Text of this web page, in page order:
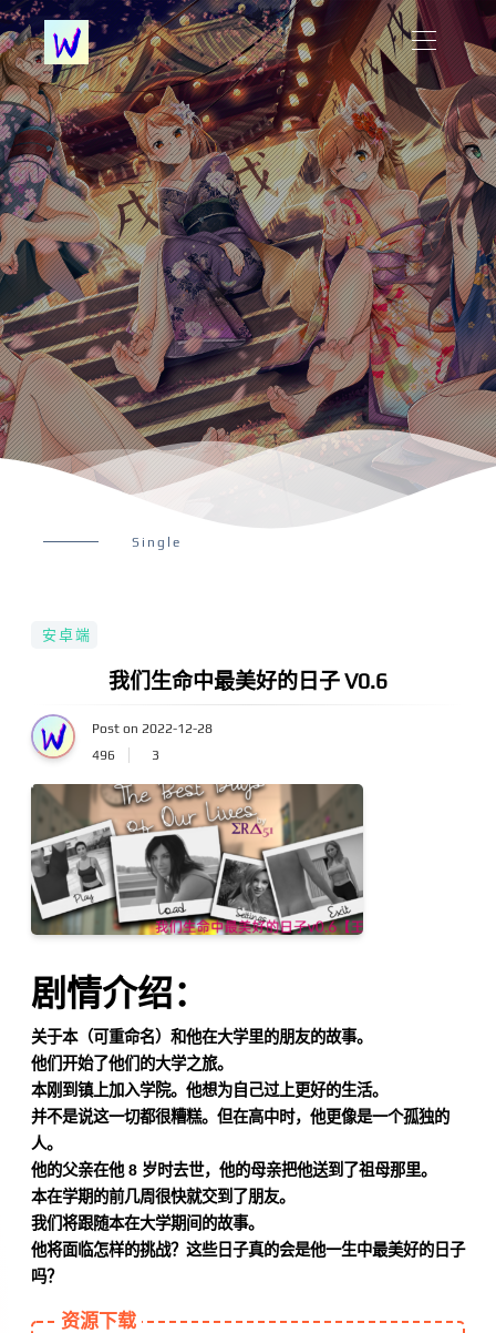
Single
安卓端
我们生命中最美好的日子 V0.6
Post on 2022-12-28
496
3
剧情介绍：
关于本（可重命名）和他在大学里的朋友的故事。
他们开始了他们的大学之旅。
本刚到镇上加入学院。他想为自己过上更好的生活。
并不是说这一切都很糟糕。但在高中时，他更像是一个孤独的
人。
他的父亲在他 8 岁时去世，他的母亲把他送到了祖母那里。
本在学期的前几周很快就交到了朋友。
我们将跟随本在大学期间的故事。
他将面临怎样的挑战？这些日子真的会是他一生中最美好的日子
吗？
资源下载